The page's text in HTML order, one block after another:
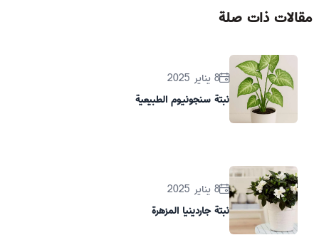
مقالات ذات صلة
8 يناير 2025
نبتة سنجونيوم الطبيعية
8 يناير 2025
نبتة جاردينيا المزهرة